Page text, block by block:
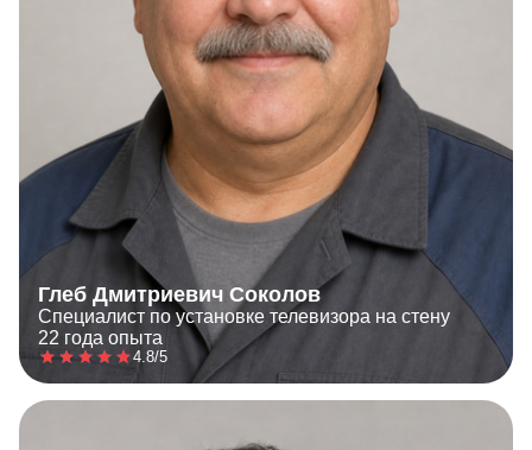
Глеб Дмитриевич Соколов
Специалист по установке телевизора на стену
22 года опыта
4.8/5